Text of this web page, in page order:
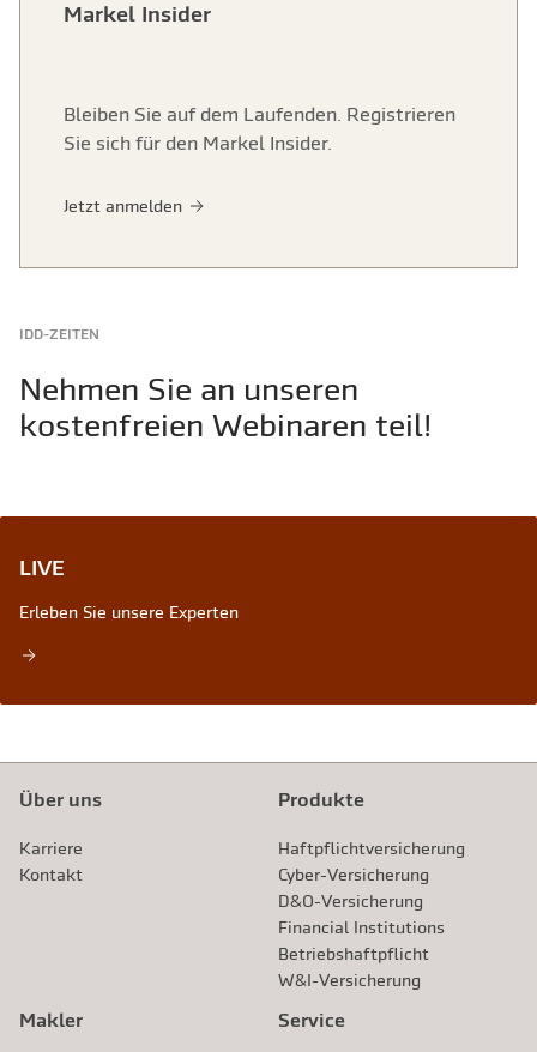
Markel Insider
Bleiben Sie auf dem Laufenden. Registrieren
Sie sich für den Markel Insider.
Jetzt anmelden
IDD-ZEITEN
Nehmen Sie an unseren
kostenfreien Webinaren teil!
LIVE
Erleben Sie unsere Experten
Über uns
Karriere
Kontakt
Produkte
Haftpflichtversicherung
Cyber-Versicherung
D&O-Versicherung
Financial Institutions
Betriebshaftpflicht
W&I-Versicherung
Makler Service